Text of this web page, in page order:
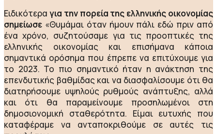
Ειδικότερα για την πορεία της ελληνικής οικονομίας
σημείωσε «Θυμάμαι όταν ήμουν πάλι εδώ πριν από
ένα χρόνο, συζητούσαμε για τις προοπτικές της
ελληνικής οικονομίας και επισήμανα κάποια
σημαντικά ορόσημα που έπρεπε να επιτύχουμε για
το 2023. Το πιο σημαντικό ήταν η ανάκτηση της
επενδυτικής βαθμίδας και να διασφαλίσουμε ότι θα
διατηρήσουμε υψηλούς ρυθμούς ανάπτυξης, αλλά
και ότι θα παραμείνουμε προσηλωμένοι στη
δημοσιονομική σταθερότητα. Είμαι ευτυχής που
καταφέραμε να ανταποκριθούμε σε αυτές τις